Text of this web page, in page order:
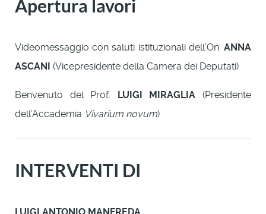
Apertura lavori
Videomessaggio con saluti istituzionali dell’On. ANNA
ASCANI (Vicepresidente della Camera dei Deputati)
Benvenuto del Prof. LUIGI MIRAGLIA (Presidente
dell’Accademia Vivarium novum)
INTERVENTI DI
LUIGI ANTONIO MANFREDA